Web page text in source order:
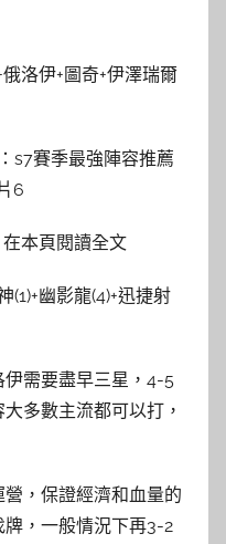
洛伊+圖奇+伊澤瑞爾
本頁閱讀全文
(1)+幽影龍(4)+迅捷射
需要盡早三星，4-5
多數主流都可以打，
，保證經濟和血量的
，一般情況下再3-2